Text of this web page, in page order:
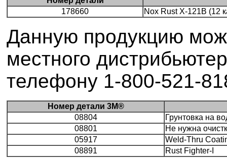
178660
Nox Rust X-121B (12
Данную продукцию
местного
телефону 1-800-521-
Номер детали 3M®
08804
Грунтовка на
08801
Не нужна
05917
Weld-Thru
08891
Rust Fighter-I